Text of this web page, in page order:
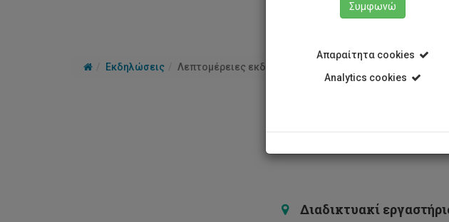
Εκδηλώσεις Λεπτομέρειες εκδήλωσης
Συστηματική
Διαδικτυακί
Συμφωνώ
Απαραίτητα cookies
Analytics cookies